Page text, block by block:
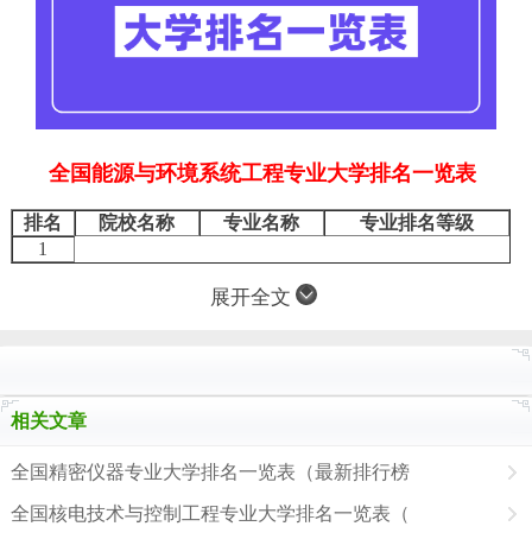
全国能源与环境系统工程专业大学排名一览表
排名 院校名称 专业名称
专业排名等级
1
展开全文
相关文章
全国精密仪器专业大学排名一览表（最新排行榜
全国核电技术与控制工程专业大学排名一览表（